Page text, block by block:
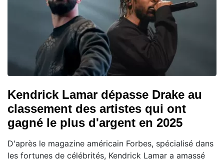
Kendrick Lamar dépasse Drake au
classement des artistes qui ont
gagné le plus d'argent en 2025
D'après le magazine américain Forbes, spécialisé dans
les fortunes de célébrités, Kendrick Lamar a amassé